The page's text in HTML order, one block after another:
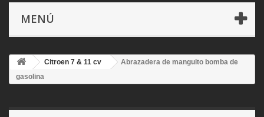
MENÚ
Citroen 7 & 11 cv
Abrazadera de manguito bomba de
gasolina